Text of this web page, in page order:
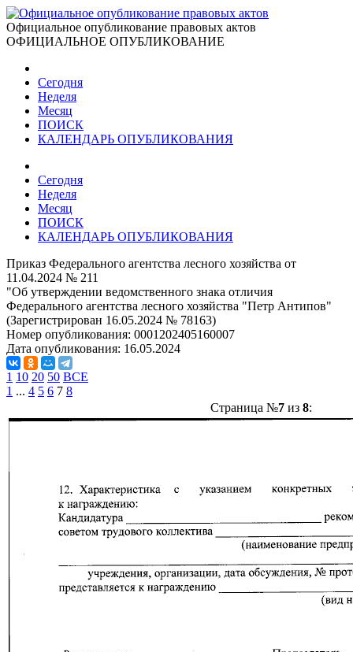
Официальное опубликование правовых актов
ОФИЦИАЛЬНОЕ ОПУБЛИКОВАНИЕ
Сегодня
Неделя
Месяц
ПОИСК
КАЛЕНДАРЬ ОПУБЛИКОВАНИЯ
Сегодня
Неделя
Месяц
ПОИСК
КАЛЕНДАРЬ ОПУБЛИКОВАНИЯ
Приказ Федерального агентства лесного хозяйства от
11.04.2024 № 211
"Об утверждении ведомственного знака отличия
Федерального агентства лесного хозяйства "Петр Антипов"
(Зарегистрирован 16.05.2024 № 78163)
Номер опубликования: 0001202405160007
Дата опубликования: 16.05.2024
1 10 20 50 ВСЕ
1 ... 4 5 6 7 8
Страница №7из 8: